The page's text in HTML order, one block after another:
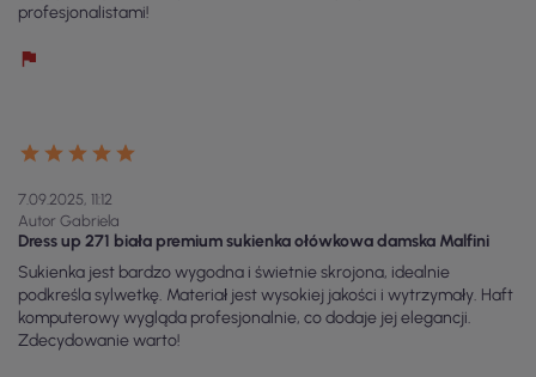
profesjonalistami!
7.09.2025, 11:12
Autor Gabriela
Dress up 271 biała premium sukienka ołówkowa damska Malfini
Sukienka jest bardzo wygodna i świetnie skrojona, idealnie
podkreśla sylwetkę. Materiał jest wysokiej jakości i wytrzymały. Haft
komputerowy wygląda profesjonalnie, co dodaje jej elegancji.
Zdecydowanie warto!